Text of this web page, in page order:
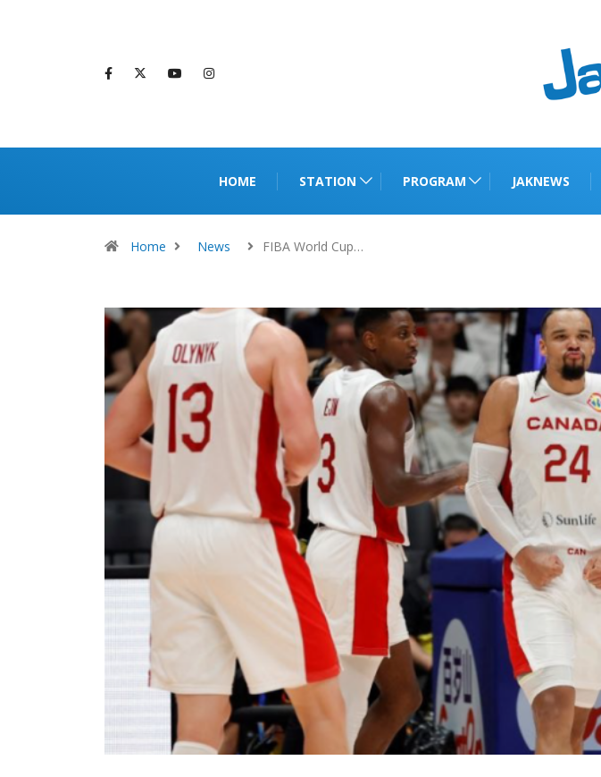
HOME STATION PROGRAM JAKNEWS
Home News FIBA World Cup…